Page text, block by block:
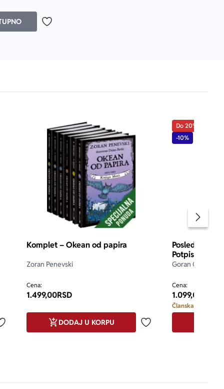
Dodaj u omiljene
Dodaj u omiljene
Komplet – Okean od papira
Zoran Penevski
Cena:
1.499,00RSD
Dodaj u omiljene
DODAJ U KORPU
Do 20%
-10%
Poslednja
Potpisan
Goran Gocić
Cena:
1.099,00
Članska cena i do: